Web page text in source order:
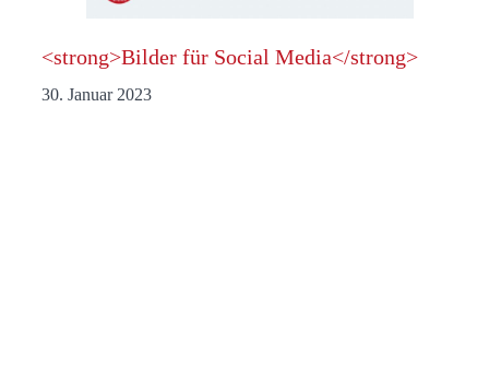
<strong>Bilder für Social Media</strong>
30. Januar 2023